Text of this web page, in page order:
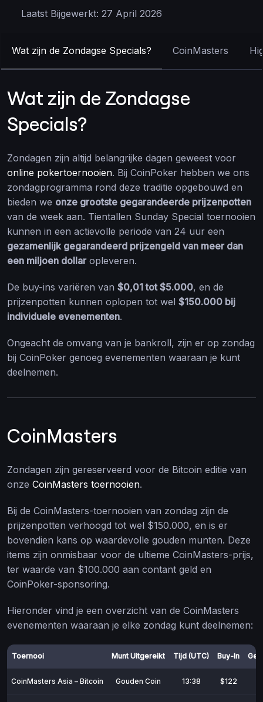
Laatst Bijgewerkt: 27 April 2026
Wat zijn de Zondagse Specials? CoinMasters
Wat zijn de Zondagse
Specials?
Zondagen zijn altijd belangrijke dagen geweest voor
online pokertoernooien. Bij CoinPoker hebben we ons
zondagprogramma rond deze traditie opgebouwd en
bieden we onze grootste gegarandeerde prijzenpotten
van de week aan. Tientallen Sunday Special toernooien
kunnen in een actievolle periode van 24 uur een
gezamenlijk gegarandeerd prijzengeld van meer dan
een miljoen dollaropleveren.
De buy-ins variëren van $0,01 tot $5.000, en de
prijzenpotten kunnen oplopen tot wel $150.000 bij
individuele evenementen.
Ongeacht de omvang van je bankroll, zijn er op zondag
bij CoinPoker genoeg evenementen waaraan je kunt
deelnemen.
CoinMasters
Zondagen zijn gereserveerd voor de Bitcoin editie van
onze CoinMasters toernooien.
Bij de CoinMasters-toernooien van zondag zijn de
prijzenpotten verhoogd tot wel $150.000, en is er
bovendien kans op waardevolle gouden munten. Deze
items zijn onmisbaar voor de ultieme CoinMasters-prijs,
ter waarde van $100.000 aan contant geld en
CoinPoker-sponsoring.
Hieronder vind je een overzicht van de CoinMasters
evenementen waaraan je elke zondag kunt deelnemen:
Toernooi Munt Uitgereikt Tijd (UTC) Buy-In
CoinMasters Asia – Bitcoin Gouden Coin 13:38 $122